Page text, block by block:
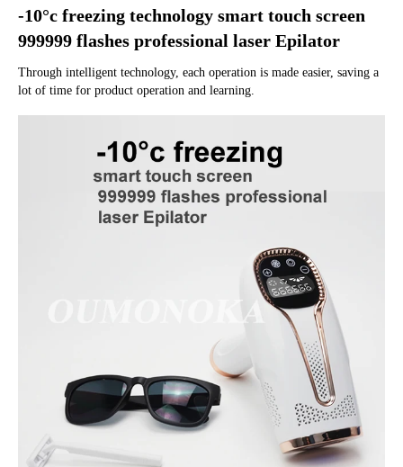
-10°c freezing technology smart touch screen
999999 flashes professional laser Epilator
Through intelligent technology, each operation is made easier, saving a
lot of time for product operation and learning